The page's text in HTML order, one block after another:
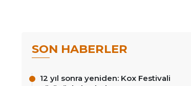
SON HABERLER
12 yıl sonra yeniden: Kox Festivali